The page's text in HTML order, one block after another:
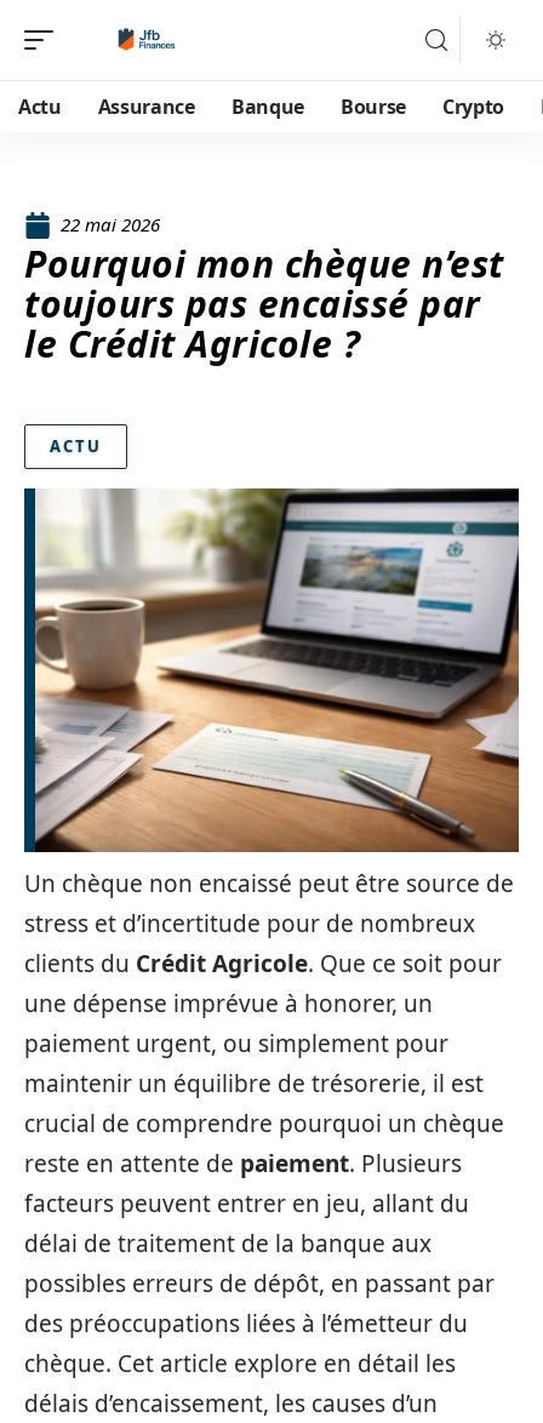
Actu Assurance Banque Bourse Crypto
22 mai 2026
Pourquoi mon chèque n’est
toujours pas encaissé par
le Crédit Agricole ?
ACTU
Un chèque non encaissé peut être source de
stress et d’incertitude pour de nombreux
clients du Crédit Agricole. Que ce soit pour
une dépense imprévue à honorer, un
paiement urgent, ou simplement pour
maintenir un équilibre de trésorerie, il est
crucial de comprendre pourquoi un chèque
reste en attente de paiement. Plusieurs
facteurs peuvent entrer en jeu, allant du
délai de traitement de la banque aux
possibles erreurs de dépôt, en passant par
des préoccupations liées à l’émetteur du
chèque. Cet article explore en détail les
délais d’encaissement, les causes d’un